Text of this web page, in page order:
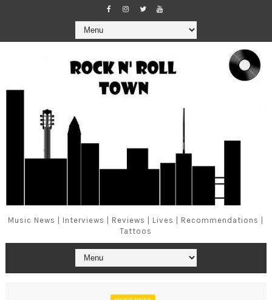
Music News | Interviews | Reviews | Lives | Recommendations |
Tattoos